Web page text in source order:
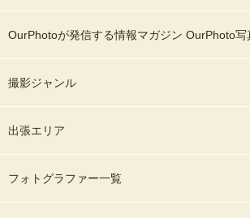
OurPhotoが発信する情報マガジン OurPhoto写
撮影ジャンル
出張エリア
フォトグラファー一覧